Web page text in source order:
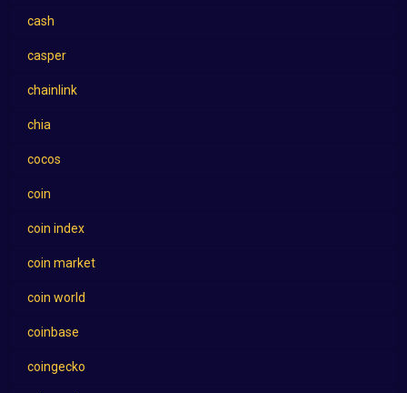
cash
casper
chainlink
chia
cocos
coin
coin index
coin market
coin world
coinbase
coingecko